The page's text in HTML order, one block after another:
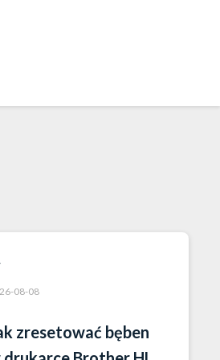
08-08
zresetować bęben